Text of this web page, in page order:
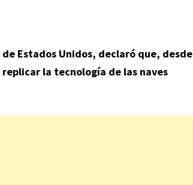
Estados Unidos, declaró que, desde
la tecnología de las naves